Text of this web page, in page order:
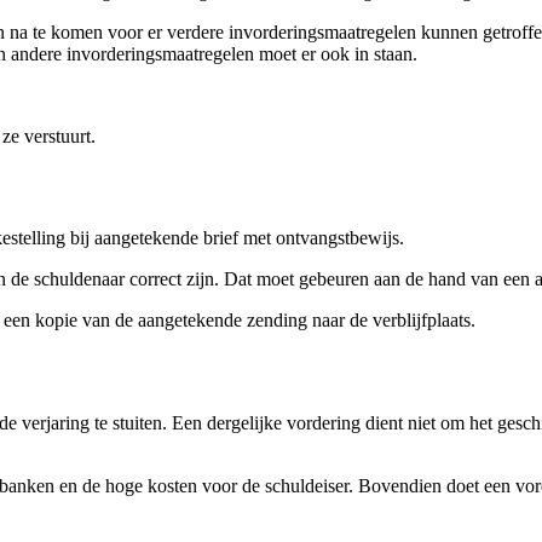
te komen voor er verdere invorderingsmaatregelen kunnen
invorderingsmaatregelen moet er ook in staan.
verstuurt.
bij aangetekende brief met ontvangstbewijs.
schuldenaar correct zijn. Dat moet gebeuren aan de hand van
kopie van de aangetekende zending naar de verblijfplaats.
verjaring te stuiten. Een dergelijke vordering dient niet om het
en de hoge kosten voor de schuldeiser. Bovendien doet een